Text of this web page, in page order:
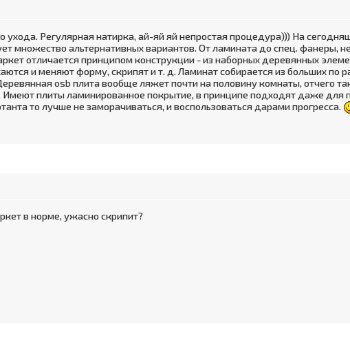
ухода. Регулярная натирка, ай-яй яй непростая процедура))) На
множество альтернативных вариантов. От ламината до спец. фанеры,
отличается принципом конструкции - из наборных деревянных
и меняют форму, скрипят и т. д. Ламинат собирается из больших по
osb плита вообще ляжет почти на половину комнаты, отчего
плиты ламинированное покрытие, в принципе подходят даже для
то лучше не заморачиваться, и воспользоваться дарами прогресса.
в норме, ужасно скрипит?